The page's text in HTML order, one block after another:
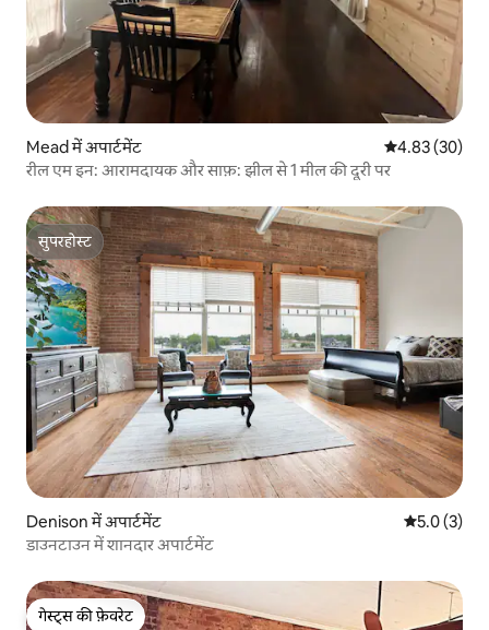
Mead में अपार्टमेंट औसत रेटिंग 5 में
4.83 (30)
रील एम इन: आरामदायक और साफ़: झील से 1 मील की दूरी पर
सुपरहोस्ट
सुपरहोस्ट
Denison में अपार्टमेंट औसत रेटिंग 5
5.0 (3)
डाउनटाउन में शानदार अपार्टमेंट
गेस्ट्स की फ़ेवरेट